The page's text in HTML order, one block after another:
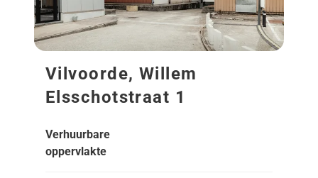
Vilvoorde, Willem
Elsschotstraat 1
Verhuurbare
oppervlakte